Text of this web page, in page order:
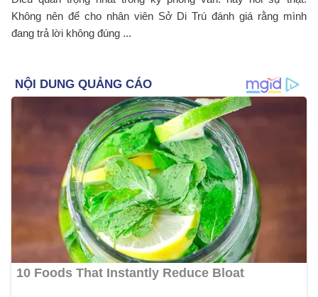
Không nên để cho nhân viên Sở Di Trú đánh giá rằng mình
đang trả lời không đúng ...